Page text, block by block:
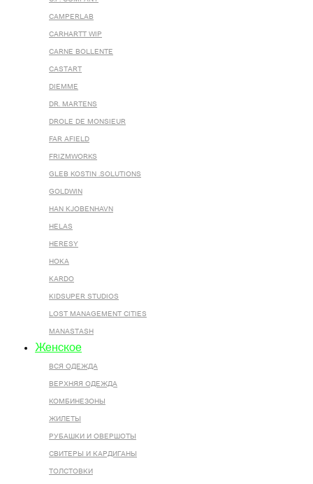
CAMPERLAB
CARHARTT WIP
CARNE BOLLENTE
CASTART
DIEMME
DR. MARTENS
DROLE DE MONSIEUR
FAR AFIELD
FRIZMWORKS
GLEB KOSTIN .SOLUTIONS
GOLDWIN
HAN KJOBENHAVN
HELAS
HERESY
HOKA
KARDO
KIDSUPER STUDIOS
LOST MANAGEMENT CITIES
MANASTASH
Женское
ВСЯ ОДЕЖДА
ВЕРХНЯЯ ОДЕЖДА
КОМБИНЕЗОНЫ
ЖИЛЕТЫ
РУБАШКИ И ОВЕРШОТЫ
СВИТЕРЫ И КАРДИГАНЫ
ТОЛСТОВКИ